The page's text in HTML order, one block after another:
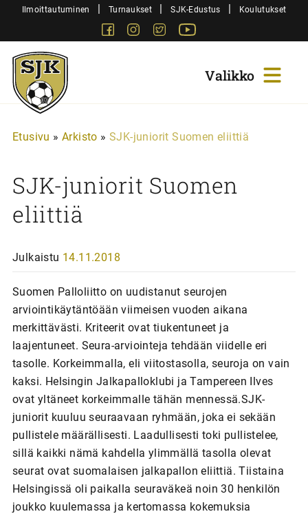
SiirryIlmoittautuminen | Turnaukset | SJK-Edustus | Koulutukset
FacebookInstagram
Twitter
Sjk-
Juniorit
Etusivu » Arkisto » SJK-juniorit Suomen eliittiä
SJK-juniorit Suomen
eliittiä
Julkaistu 14.11.2018
Suomen Palloliitto on uudistanut seurojen
arviointikäytäntöään viimeisen vuoden aikana
merkittävästi. Kriteerit ovat tiukentuneet ja
laajentuneet. Seura-arviointeja tehdään viidelle eri
tasolle. Korkeimmalla, eli viitostasolla, seuroja on vain
kaksi. Helsingin Jalkapalloklubi ja Tampereen Ilves
ovat yltäneet korkeimmalle tähän mennessä.SJK-
juniorit kuuluu seuraavaan ryhmään, joka ei sekään
pullistele määrällisesti. Laadullisesti toki pullistelee,
sillä kaikki nämä kahdella ylimmällä tasolla olevat
seurat ovat suomalaisen jalkapallon eliittiä. Tiistaina
Helsingissä oli paikalla seuraväkeä noin 30 henkilön
joukko kuulemassa ja kertomassa kokemuksia